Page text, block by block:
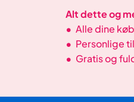
Alt dette og
• Alle dine
• Personlige
• Gratis og